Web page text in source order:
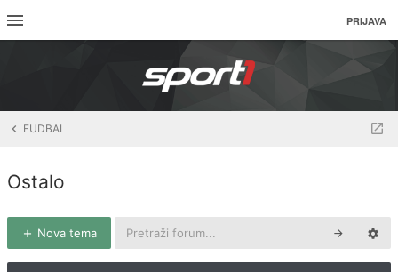
PRIJAVA
FUDBAL
Ostalo
Nova tema